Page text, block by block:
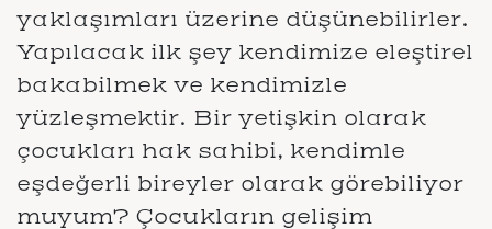
yaklaşımları üzerine düşünebilirler.
Yapılacak ilk şey kendimize eleştirel
bakabilmek ve kendimizle
yüzleşmektir. Bir yetişkin olarak
çocukları hak sahibi, kendimle
eşdeğerli bireyler olarak görebiliyor
muyum? Çocukların gelişim